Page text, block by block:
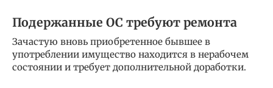
Подержанные ОС требуют ремонта
Зачастую вновь приобретенное бывшее в
употреблении имущество находится в нерабочем
состоянии и требует дополнительной доработки.